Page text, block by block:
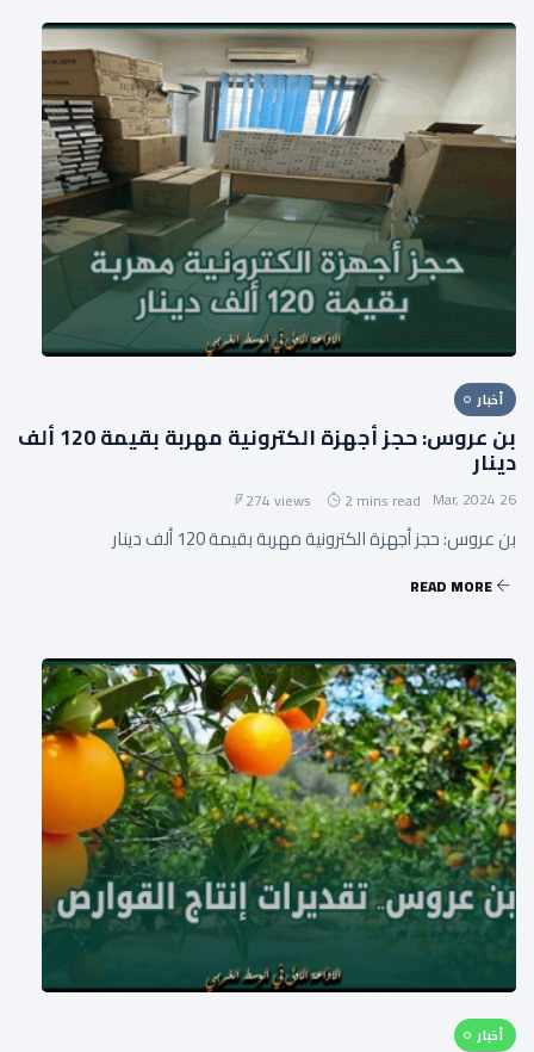
أخبار
بن عروس: حجز أجهزة الكترونية مهربة بقيمة 120 ألف
دينار
26 Mar, 2024
2 mins read
274 views
بن عروس: حجز أجهزة الكترونية مهربة بقيمة 120 ألف دينار
READ MORE
أخبار